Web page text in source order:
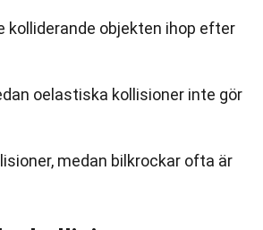
objekten ihop efter
oelastiska kollisioner inte gör
medan bilkrockar ofta är